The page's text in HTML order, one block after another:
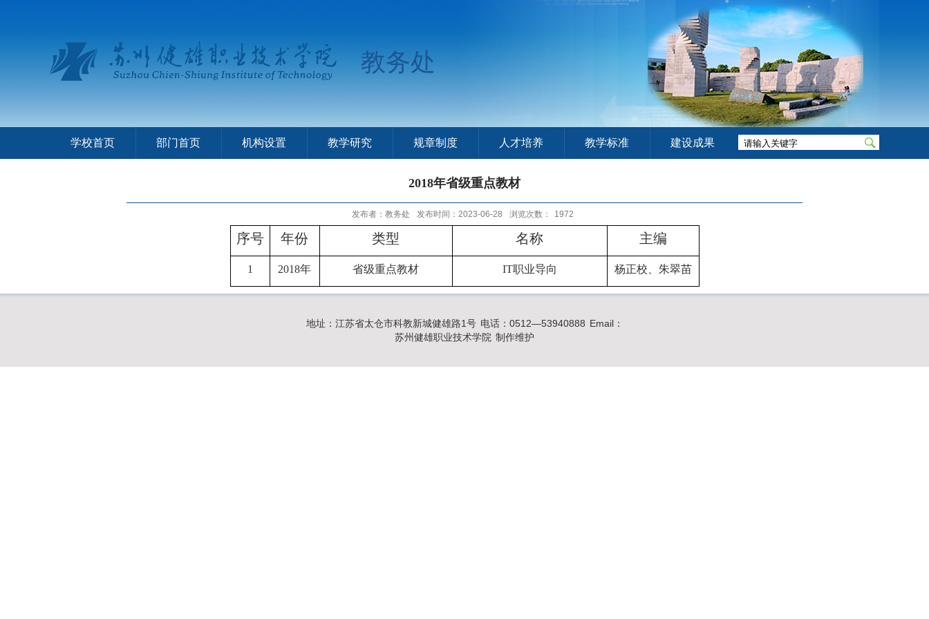
教务处
学校首页 部门首页 机构设置 教学研究 规章制度 人才培养 教学标准 建设成果
2018年省级重点教材
发布者：教务处 发布时间：2023-06-28 浏览次数： 1972
序号 年份 类型 名称 主编
1 2018年 省级重点教材 IT职业导向 杨正校、朱翠苗
地址：江苏省太仓市科教新城健雄路1号 电话：0512―53940888 Email：
苏州健雄职业技术学院 制作维护